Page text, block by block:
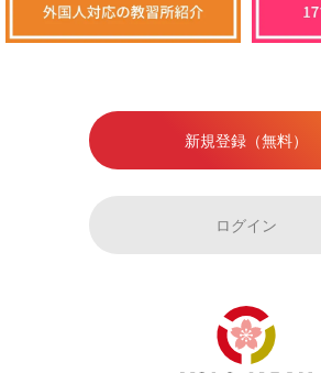
新規登録（無料）
ログイン